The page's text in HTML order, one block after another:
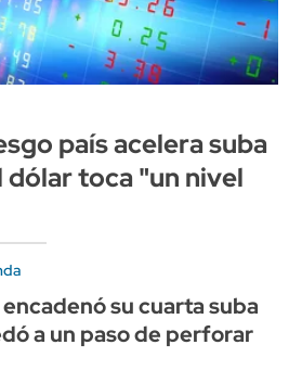
país acelera suba
dólar toca "un nivel
su cuarta suba
a un paso de perforar